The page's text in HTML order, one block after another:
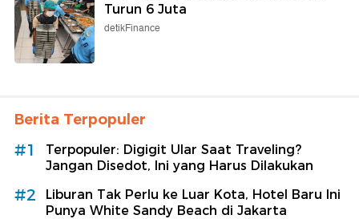
Turun 6 Juta
detikFinance
Berita Terpopuler
#1
Terpopuler: Digigit Ular Saat Traveling?
Jangan Disedot, Ini yang Harus Dilakukan
#2
Liburan Tak Perlu ke Luar Kota, Hotel Baru Ini
Punya White Sandy Beach di Jakarta